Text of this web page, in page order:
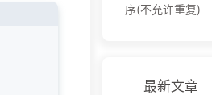
序(不允许重复)
最新文章